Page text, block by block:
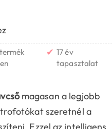
✔ 17 év
tapasztalat
magasan a legjobb
szeretnél a